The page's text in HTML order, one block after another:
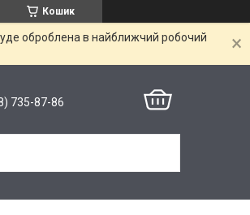
Кошик
оброблена в найближчий робочий
735-87-86